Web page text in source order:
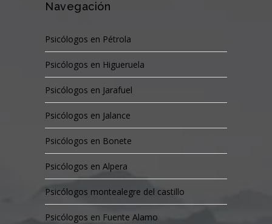
Navegación
Psicólogos en Pétrola
Psicólogos en Higueruela
Psicólogos en Jarafuel
Psicólogos en Jalance
Psicólogos en Bonete
Psicólogos en Alpera
Psicólogos montealegre del castillo
Psicólogos en Fuente Alamo